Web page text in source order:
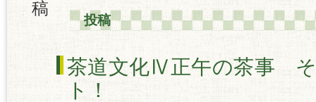
投稿
茶道文化Ⅳ正午の茶事
ト！